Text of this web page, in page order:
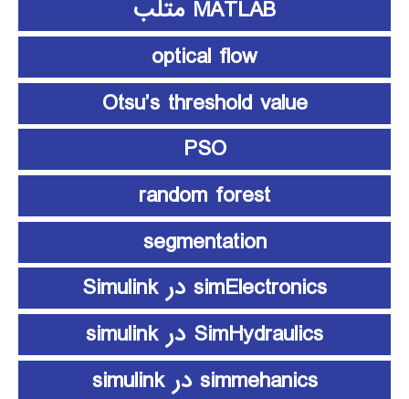
MATLAB متلب
optical flow
Otsu’s threshold value
PSO
random forest
segmentation
simElectronics در Simulink
SimHydraulics در simulink
simmehanics در simulink